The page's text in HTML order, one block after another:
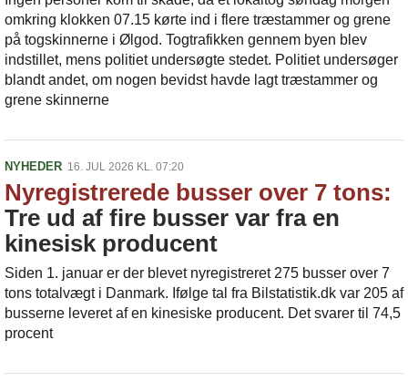
omkring klokken 07.15 kørte ind i flere træstammer og grene
på togskinnerne i Ølgod. Togtrafikken gennem byen blev
indstillet, mens politiet undersøgte stedet. Politiet undersøger
blandt andet, om nogen bevidst havde lagt træstammer og
grene skinnerne
NYHEDER 16. JUL 2026 KL. 07:20
Nyregistrerede busser over 7 tons:
Tre ud af fire busser var fra en
kinesisk producent
Siden 1. januar er der blevet nyregistreret 275 busser over 7
tons totalvægt i Danmark. Ifølge tal fra Bilstatistik.dk var 205 af
busserne leveret af en kinesiske producent. Det svarer til 74,5
procent